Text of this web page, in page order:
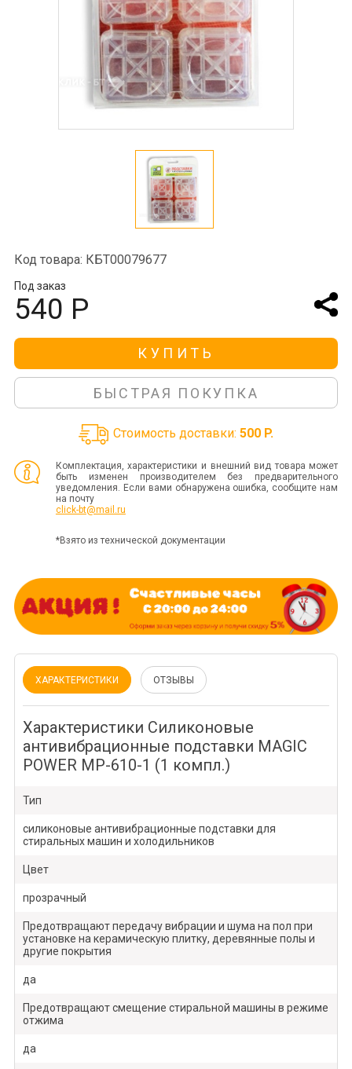
Код товара: КБТ00079677
Под заказ
540 Р
КУПИТЬ
БЫСТРАЯ ПОКУПКА
Стоимость доставки: 500 P.
Комплектация, характеристики и внешний вид товара может
быть изменен производителем без предварительного
уведомления. Если вами обнаружена ошибка, сообщите нам
на почту
click-bt@mail.ru
*Взято из технической документации
ХАРАКТЕРИСТИКИ ОТЗЫВЫ
Характеристики Силиконовые
антивибрационные подставки MAGIC
POWER MP-610-1 (1 компл.)
Тип
силиконовые антивибрационные подставки для
стиральных машин и холодильников
Цвет
прозрачный
Предотвращают передачу вибрации и шума на пол при
установке на керамическую плитку, деревянные полы и
другие покрытия
да
Предотвращают смещение стиральной машины в режиме
отжима
да